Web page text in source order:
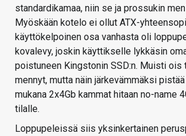
standardikamaa, niin se ja prossukin
Myöskään kotelo ei ollut ATX-
käyttökelpoinen osa vanhasta oli
kovalevy, joskin käyttikselle lykkäsin
poistuneen Kingstonin SSD:n. Muisti ois
mennyt, mutta näin järkevämmäksi
mukana 2x4Gb kammat hitaan no-name
tilalle.
Loppupeleissä siis yksinkertainen